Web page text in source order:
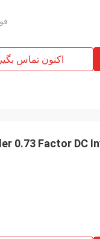
اکنون تماس
0.73 Factor